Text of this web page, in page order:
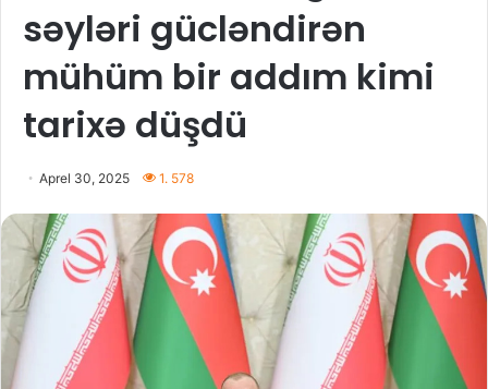
səyləri gücləndirən
mühüm bir addım kimi
tarixə düşdü
Aprel 30, 2025 1. 578